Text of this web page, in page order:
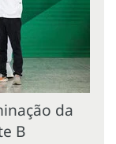
da
B